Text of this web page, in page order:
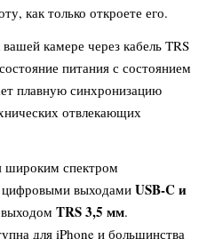
как только откроете его.
камере через кабель TRS
питания с состоянием
плавную синхронизацию
отвлекающих
широким спектром
цифровыми выходами USB-C и
TRS 3,5 мм.
для iPhone и большинства